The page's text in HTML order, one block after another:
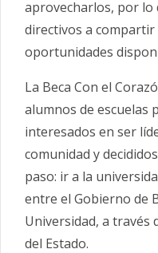
aprovecharlos, por lo
directivos a
oportunidades
La Beca Con el
alumnos de escuelas
interesados en ser
comunidad y
paso: ir a la
entre el Gobierno de
Universidad, a través
del Estado.